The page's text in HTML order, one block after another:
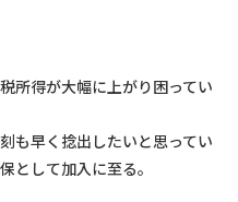
所得が大幅に上がり困ってい
も早く捻出したいと思ってい
として加入に至る。